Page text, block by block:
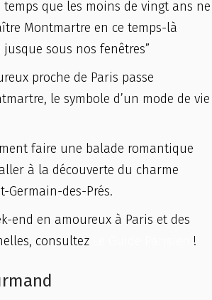
temps que les moins de vingt ans ne
Montmartre en ce temps-là
sous nos fenêtres”
proche de Paris passe
le symbole d’un mode de vie
faire une balade romantique
à la découverte du charme
Germain-des-Prés.
end en amoureux à Paris et des
consultez
!